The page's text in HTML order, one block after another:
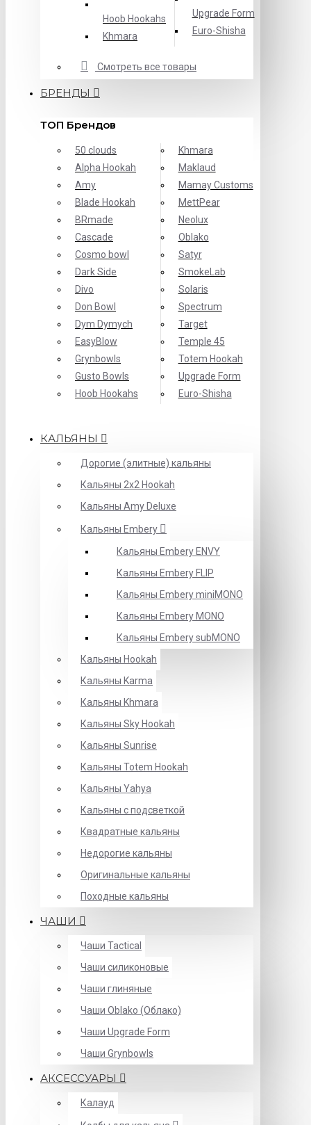
Hoob Hookahs
Khmara
Upgrade Form
Еuro-Shisha
Смотреть все товары
БРЕНДЫ
ТОП Брендов
50 clouds
Alpha Hookah
Amy
Blade Hookah
BRmade
Cascade
Cosmo bowl
Dark Side
Divo
Don Bowl
Dym Dymych
EasyBlow
Grynbowls
Gusto Bowls
Hoob Hookahs
Khmara
Maklaud
Mamay Customs
MettPear
Neolux
Oblako
Satyr
SmokeLab
Solaris
Spectrum
Target
Temple 45
Totem Hookah
Upgrade Form
Еuro-Shisha
КАЛЬЯНЫ
Дорогие (элитные) кальяны
Кальяны 2х2 Hookah
Кальяны Amy Deluxe
Кальяны Embery
Кальяны Embery ENVY
Кальяны Embery FLIP
Кальяны Embery miniMONO
Кальяны Embery MONO
Кальяны Embery subMONO
Кальяны Hookah
Кальяны Karma
Кальяны Khmara
Кальяны Sky Hookah
Кальяны Sunrise
Кальяны Totem Hookah
Кальяны Yahya
Кальяны с подсветкой
Квадратные кальяны
Недорогие кальяны
Оригинальные кальяны
Походные кальяны
ЧАШИ
Чаши Tactical
Чаши силиконовые
Чаши глиняные
Чаши Oblako (Облако)
Чаши Upgrade Form
Чаши Grynbowls
АКСЕССУАРЫ
Калауд